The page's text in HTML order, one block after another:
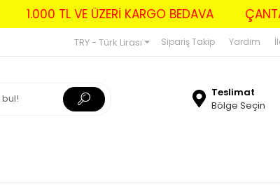
1.000 TL VE ÜZERİ KARGO BEDAVA
TRY - Türk Lirası Sipariş Takip Yardım
Teslimat
Bölge Seçin